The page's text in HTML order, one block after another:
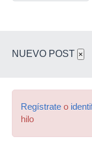
NUEVO POST ×
Regístrate o
hilo